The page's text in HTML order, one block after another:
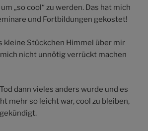
„so cool“ zu werden. Das hat mich
und Fortbildungen gekostet!
kleine Stückchen Himmel über mir
nicht unnötig verrückt machen
dann vieles anders wurde und es
mehr so leicht war, cool zu bleiben,